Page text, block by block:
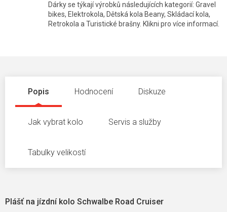
Dárky se týkají výrobků následujících kategorií: Gravel
bikes, Elektrokola, Dětská kola Beany, Skládací kola,
Retrokola a Turistické brašny. Klikni pro více informací.
Popis Hodnocení Diskuze
Jak vybrat kolo Servis a služby
Tabulky velikostí
Plášť na jízdní kolo Schwalbe Road Cruiser